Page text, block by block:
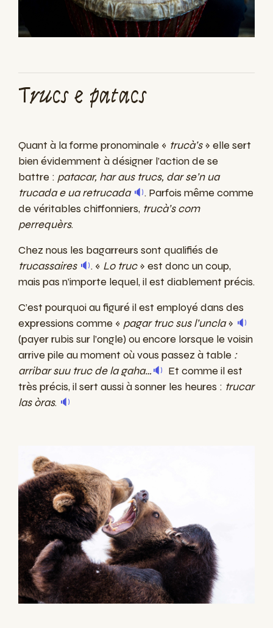
Trucs e patacs
Quant à la forme pronominale « trucà’s» elle sert
bien évidemment à désigner l’action de se
battre : patacar, har aus trucs, dar se’n ua
trucada e ua retrucada 🔉. Parfois même comme
de véritables chiffonniers, trucà’s com
perrequèrs.
Chez nous les bagarreurs sont qualifiés de
trucassaires 🔉. « Lo truc» est donc un coup,
mais pas n’importe lequel, il est diablement précis.
C’est pourquoi au figuré il est employé dans des
expressions comme « pagar truc sus l’uncla» 🔉
(payer rubis sur l’ongle) ou encore lorsque le voisin
arrive pile au moment où vous passez à table :
arribar suu truc de la gaha…🔉 Et comme il est
très précis, il sert aussi à sonner les heures : trucar
las òras. 🔉